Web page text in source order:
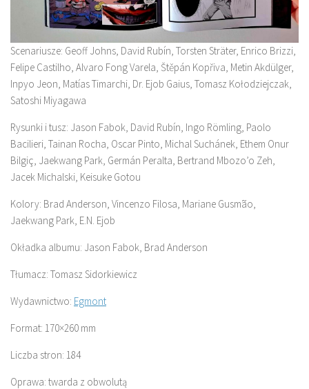
Scenariusze: Geoff Johns, David Rubín, Torsten Sträter, Enrico Brizzi,
Felipe Castilho, Alvaro Fong Varela, Štěpán Kopřiva, Metin Akdülger,
Inpyo Jeon, Matías Timarchi, Dr. Ejob Gaius, Tomasz Kołodziejczak,
Satoshi Miyagawa
Rysunki i tusz: Jason Fabok, David Rubín, Ingo Römling, Paolo
Bacilieri, Tainan Rocha, Oscar Pinto, Michal Suchánek, Ethem Onur
Bilgiç, Jaekwang Park, Germán Peralta, Bertrand Mbozo’o Zeh,
Jacek Michalski, Keisuke Gotou
Kolory: Brad Anderson, Vincenzo Filosa, Mariane Gusmão,
Jaekwang Park, E.N. Ejob
Okładka albumu: Jason Fabok, Brad Anderson
Tłumacz: Tomasz Sidorkiewicz
Wydawnictwo: Egmont
Format: 170×260 mm
Liczba stron: 184
Oprawa: twarda z obwolutą